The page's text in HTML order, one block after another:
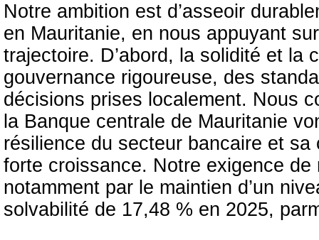
Notre ambition est d’asseoir
en Mauritanie, en nous appuyant
trajectoire. D’abord, la solidité et la
gouvernance rigoureuse, des
décisions prises localement. Nous
la Banque centrale de Mauritanie
résilience du secteur bancaire et
forte croissance. Notre exigence
notamment par le maintien d’un
solvabilité de 17,48 % en 2025,